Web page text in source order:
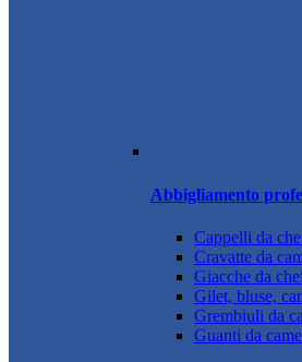
Abbigliamento
Cappelli da
Cravatte da
Giacche da
Gilet, bluse,
Grembiuli da
Guanti da